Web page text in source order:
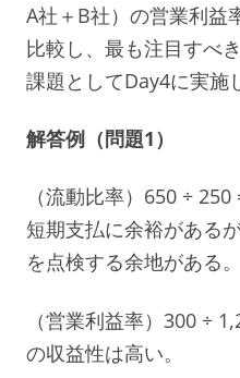
A社＋B社）の営業利益
比較し、最も注目すべ
課題としてDay4に実施
解答例（問題1）
（流動比率）650 ÷
短期支払に余裕がある
を点検する余地がある。
（営業利益率）300 ÷
の収益性は高い。